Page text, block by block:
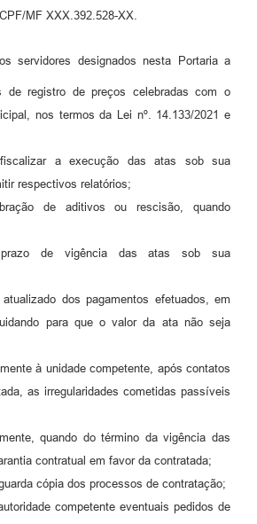
MF XXX.392.528-XX.
servidores designados nesta Portaria a
de registro de preços celebradas com o
nos termos da Lei nº. 14.133/2021 e
a execução das atas sob sua
respectivos relatórios;
de aditivos ou rescisão, quando
de vigência das atas sob sua
dos pagamentos efetuados, em
para que o valor da ata não seja
à unidade competente, após contatos
as irregularidades cometidas passíveis
quando do término da vigência das
contratual em favor da contratada;
cópia dos processos de contratação;
competente eventuais pedidos de